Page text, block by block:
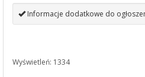
Informacje dodatkowe do
Wyświetleń: 1334